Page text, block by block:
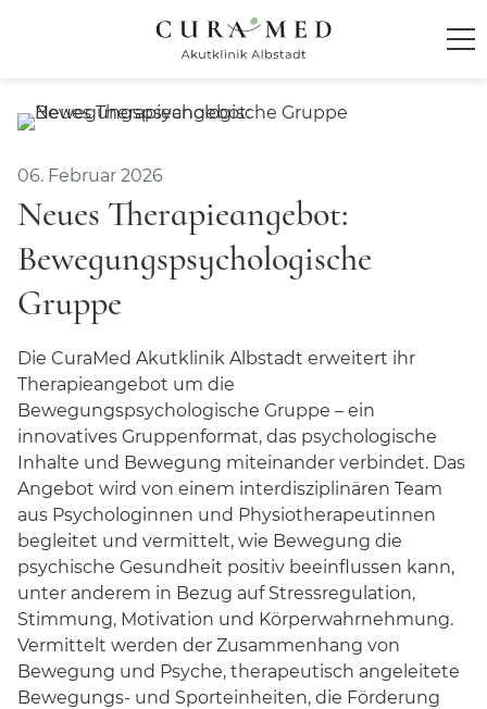
Startseite
Klinik
Über die Klinik
Team
Privatambulanz
Online-Sprechstunde
CuraMedAkademie
Mediathek
Bewertungen unserer Klinik
Presse
Broschüren und Downloads
Behandlung und Therapie
Ambiente
06. Februar 2026
Neues Therapieangebot:
Bewegungspsychologische
Gruppe
Die CuraMed Akutklinik Albstadt erweitert ihr
Therapieangebot um die
Bewegungspsychologische Gruppe – ein
innovatives Gruppenformat, das psychologische
Inhalte und Bewegung miteinander verbindet. Das
Angebot wird von einem interdisziplinären Team
aus Psychologinnen und Physiotherapeutinnen
begleitet und vermittelt, wie Bewegung die
psychische Gesundheit positiv beeinflussen kann,
unter anderem in Bezug auf Stressregulation,
Stimmung, Motivation und Körperwahrnehmung.
Vermittelt werden der Zusammenhang von
Bewegung und Psyche, therapeutisch angeleitete
Bewegungs- und Sporteinheiten, die Förderung